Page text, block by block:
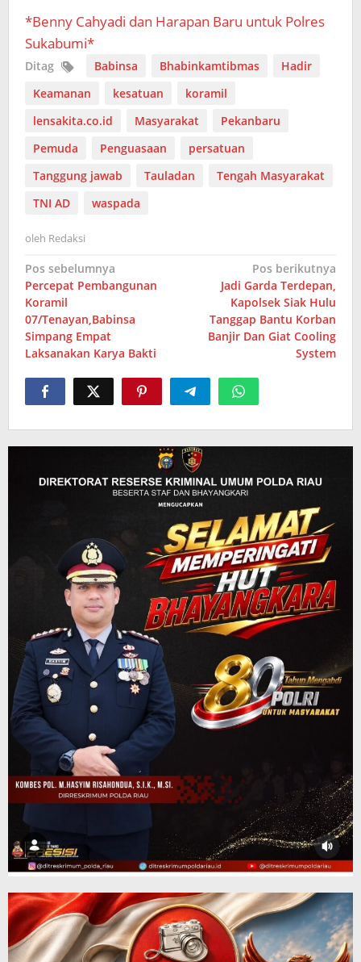
*Benny Cahyadi dan Harapan Baru untuk Polres
Sukabumi*
Ditag Babinsa Bhabinkamtibmas
Hadir
Keamanan
kesatuan
koramil
lensakita.co.id
Masyarakat
Pekanbaru
Pemuda
Penguasaan
persatuan
Tanggung jawab
Tauladan
Tengah Masyarakat
TNI AD
waspada
oleh Redaksi
Navigasi
pos
Pos sebelumnya
Percepat Pembangunan
Koramil
07/Tenayan,Babinsa
Simpang Empat
Laksanakan Karya Bakti
Pos berikutnya
Jadi Garda Terdepan,
Kapolsek Siak Hulu
Tanggap Bantu Korban
Banjir Dan Giat Cooling
System